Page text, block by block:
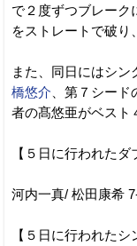
で２度ずつブレーク
をストレートで破り
また、同日にはシ
橋悠介 、第７シード
者の髙悠亜がベスト
【５日に行われたダ
河内一真/ 松田康希
【５日に行われたシ